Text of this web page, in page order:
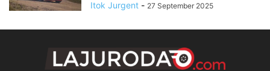
Itok Jurgent - 27 September 2025